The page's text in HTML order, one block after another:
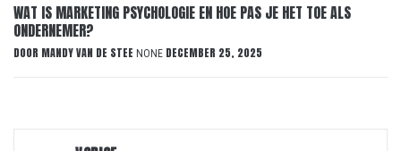
WAT IS MARKETING PSYCHOLOGIE EN HOE PAS JE HET TOE ALS
ONDERNEMER?
DOOR MANDY VAN DE STEE NONE DECEMBER 25, 2025